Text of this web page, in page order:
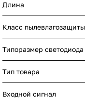
Длина
Класс пылевлагозащиты
Типоразмер светодиода
Тип товара
Входной сигнал